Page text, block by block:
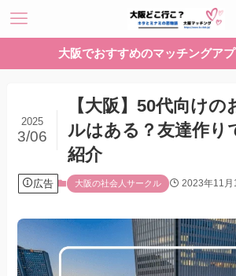
大阪でおすすめのマッチングア
【大阪】50代向けの
ルはある？友達作り
紹介
2025
3/06
広告 大阪の社会人サークル 2023年11月